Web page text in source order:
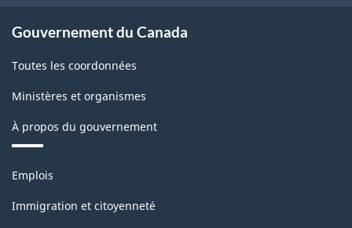
Gouvernement du Canada
Toutes les coordonnées
Ministères et organismes
À propos du gouvernement
Thèmes
sujets
Emplois
Immigration et citoyenneté